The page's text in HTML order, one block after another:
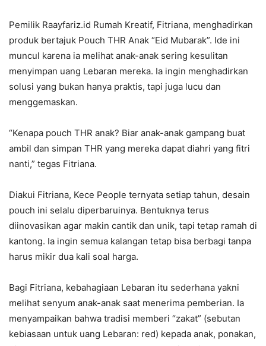
Pemilik Raayfariz.id Rumah Kreatif, Fitriana, menghadirkan
produk bertajuk Pouch THR Anak “Eid Mubarak”. Ide ini
muncul karena ia melihat anak-anak sering kesulitan
menyimpan uang Lebaran mereka. Ia ingin menghadirkan
solusi yang bukan hanya praktis, tapi juga lucu dan
menggemaskan.
“Kenapa pouch THR anak? Biar anak-anak gampang buat
ambil dan simpan THR yang mereka dapat diahri yang fitri
nanti,” tegas Fitriana.
Diakui Fitriana, Kece People ternyata setiap tahun, desain
pouch ini selalu diperbaruinya. Bentuknya terus
diinovasikan agar makin cantik dan unik, tapi tetap ramah di
kantong. Ia ingin semua kalangan tetap bisa berbagi tanpa
harus mikir dua kali soal harga.
Bagi Fitriana, kebahagiaan Lebaran itu sederhana yakni
melihat senyum anak-anak saat menerima pemberian. Ia
menyampaikan bahwa tradisi memberi “zakat” (sebutan
kebiasaan untuk uang Lebaran: red) kepada anak, ponakan,